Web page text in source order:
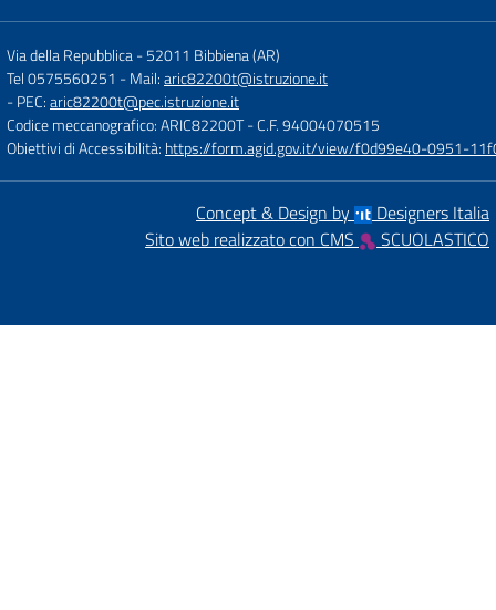
Via della Repubblica-52011 Bibbiena (AR)
Tel 0575560251 - Mail:aric82200t@istruzione.it
- PEC:aric82200t@pec.istruzione.it
Codice meccanografico: ARIC82200T- C.F. 94004070515
Obiettivi di Accessibilità: https://form.agid.gov.it/view/f0d99e40-0951-
Concept & Design by
Designers Italia
Sito web realizzato con CMS
SCUOLASTICO